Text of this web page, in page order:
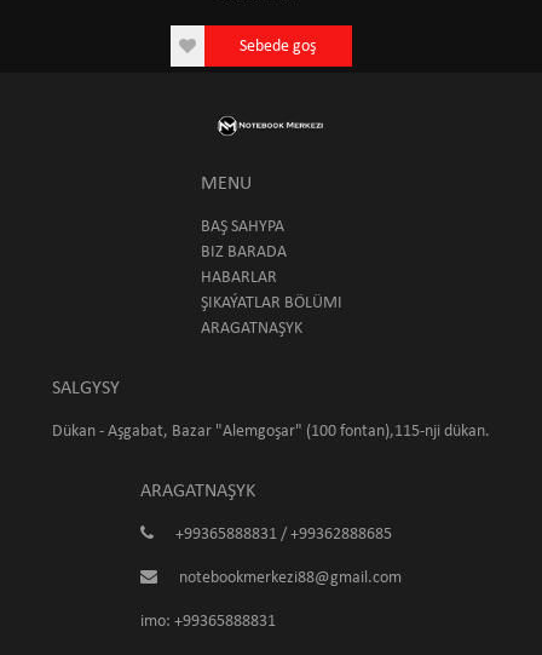
Sebede goş
MENU
BAŞ SAHYPA
BIZ BARADA
HABARLAR
ŞIKAÝATLAR BÖLÜMI
ARAGATNAŞYK
SALGYSY
Dükan - Aşgabat, Bazar "Alemgoşar" (100 fontan),115-nji dükan.
ARAGATNAŞYK
+99365888831 / +99362888685
notebookmerkezi88@gmail.com
imo: +99365888831